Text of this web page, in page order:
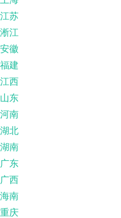
江苏
淅江
安徽
福建
江西
山东
河南
湖北
湖南
广东
广西
海南
重庆